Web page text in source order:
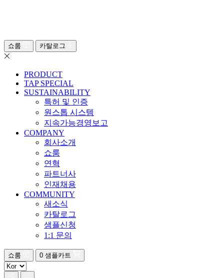
쇼룸 카탈로그
PRODUCT
TAP SPECIAL
SUSTAINABILITY
특허 및 인증
원스톱 시스템
지속가능경영보고
COMPANY
회사소개
쇼룸
연혁
파트너사
인재채용
COMMUNITY
새소식
카탈로그
샘플신청
1:1 문의
쇼룸 0 샘플카트